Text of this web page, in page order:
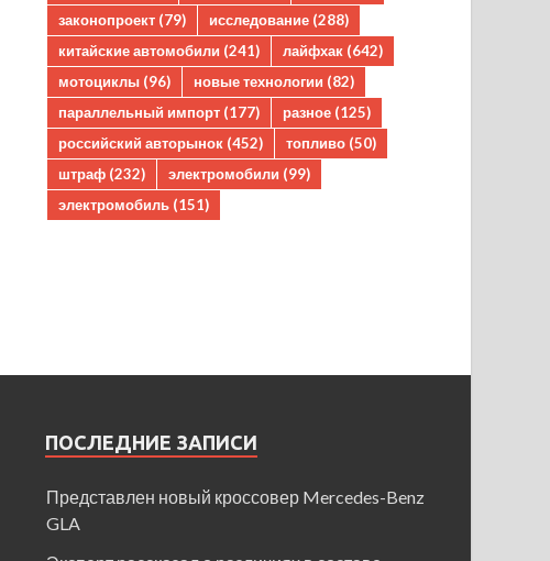
законопроект (79) исследование (288)
китайские автомобили (241) лайфхак (642)
мотоциклы (96) новые технологии (82)
параллельный импорт (177) разное (125)
российский авторынок (452) топливо (50)
штраф (232) электромобили (99)
электромобиль (151)
ПОСЛЕДНИЕ ЗАПИСИ
Представлен новый кроссовер Mercedes-Benz
GLA